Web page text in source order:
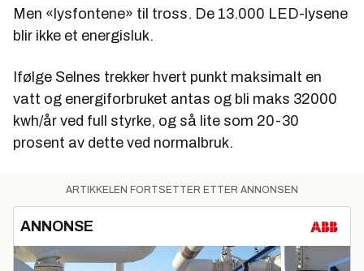
Men «lysfontene» til tross. De 13.000 LED-lysene
blir ikke et energisluk.
Ifølge Selnes trekker hvert punkt maksimalt en
vatt og energiforbruket antas og bli maks 32000
kwh/år ved full styrke, og så lite som 20-30
prosent av dette ved normalbruk.
ARTIKKELEN FORTSETTER ETTER ANNONSEN
ANNONSE